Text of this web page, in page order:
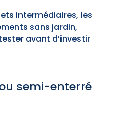
intermédiaires, les
sans jardin,
avant d’investir
semi-enterré